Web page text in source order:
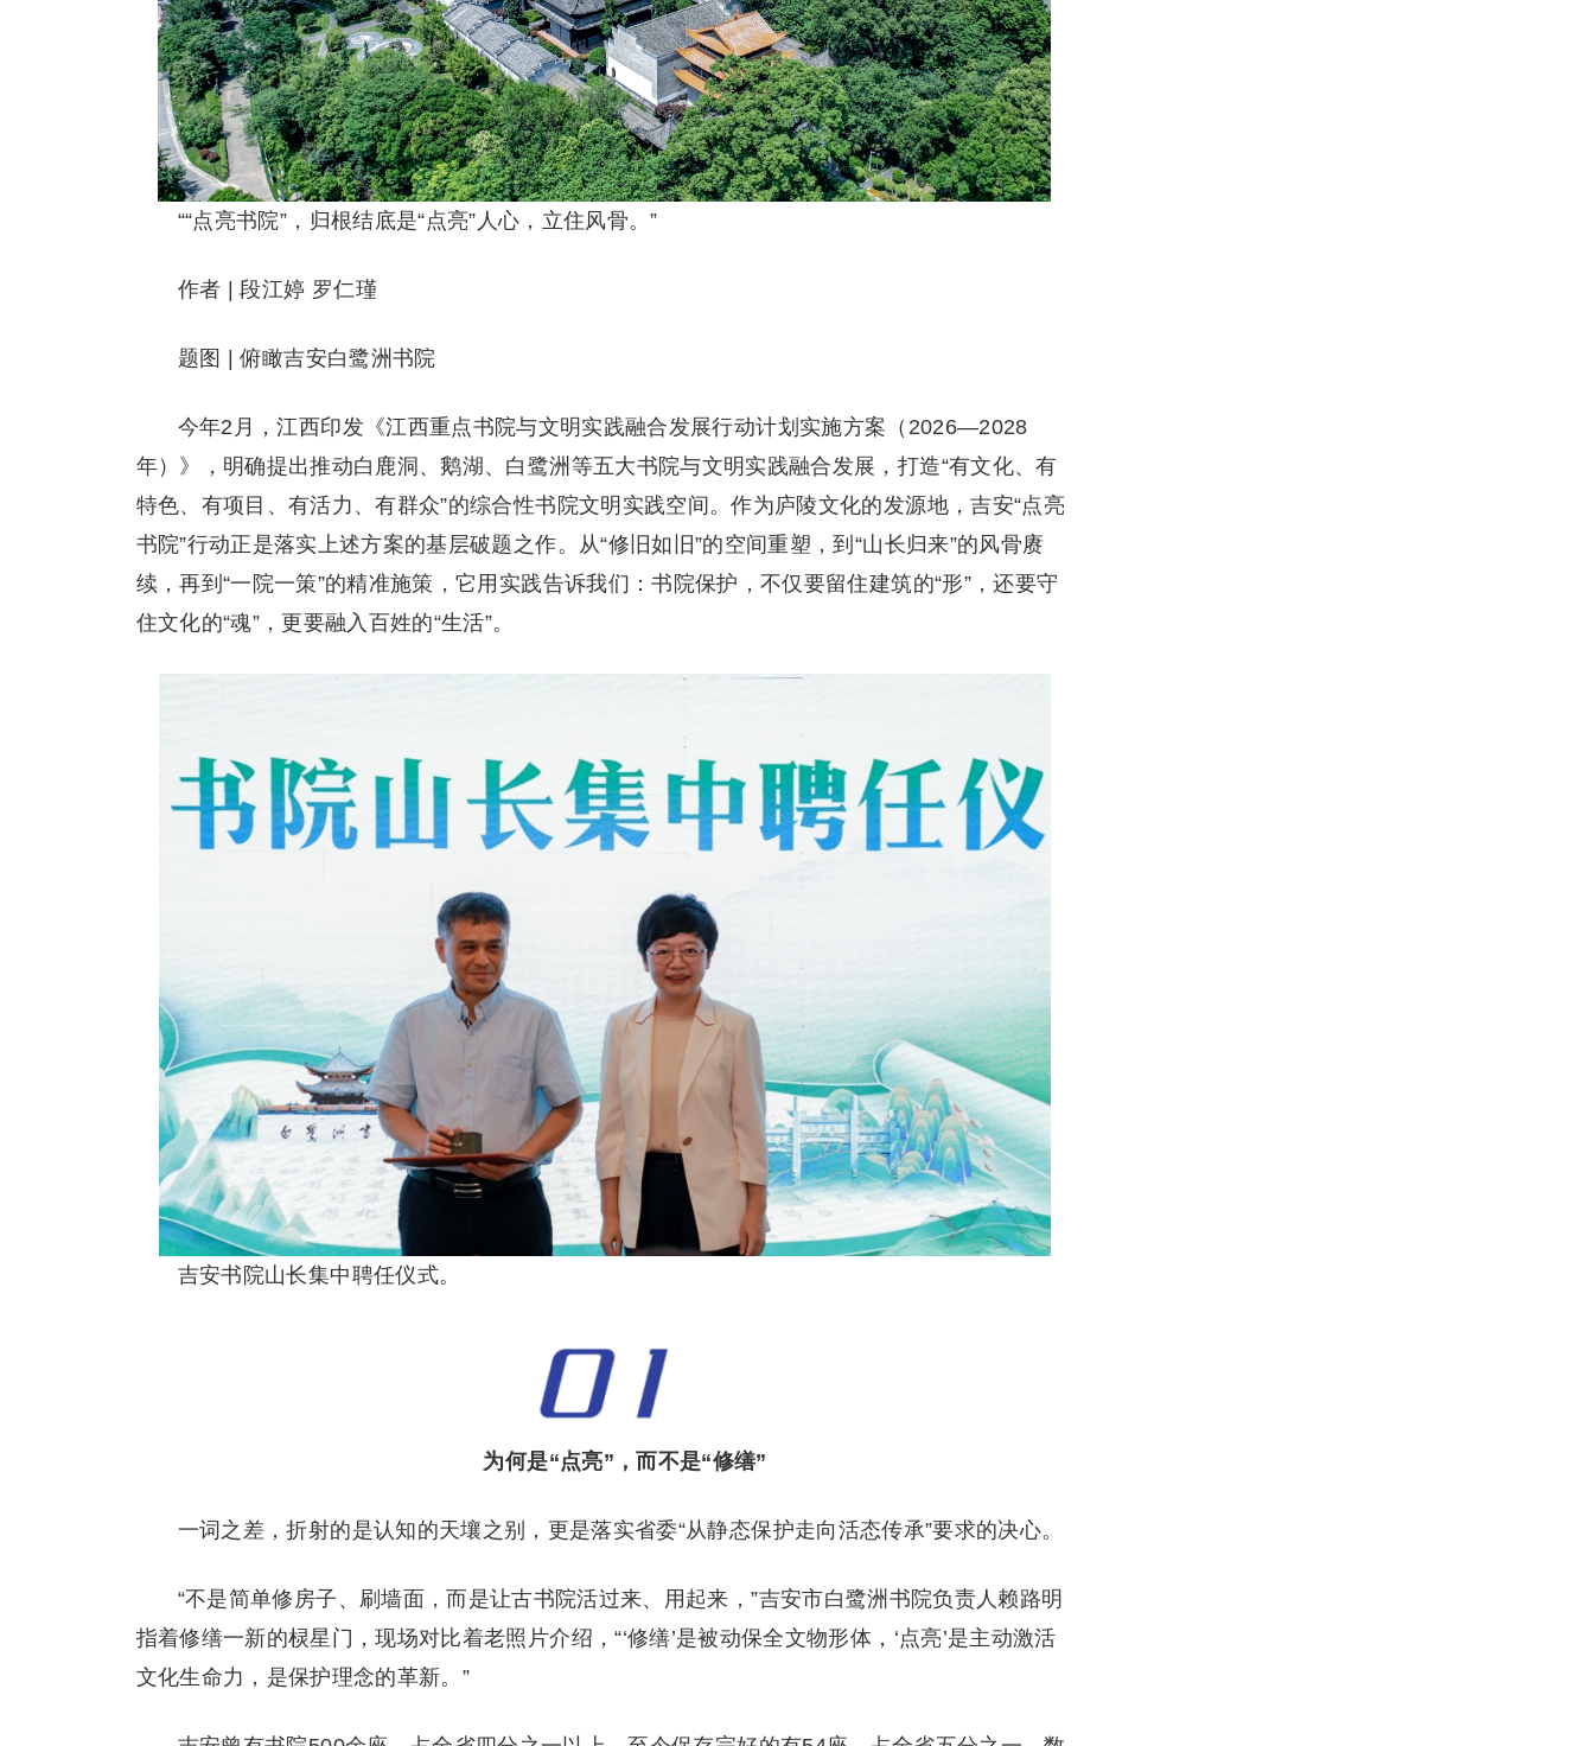
““点亮书院”，归根结底是“点亮”人心，立住风骨。”
作者 | 段江婷 罗仁瑾
题图 | 俯瞰吉安白鹭洲书院
今年2月，江西印发《江西重点书院与文明实践融合发展行动计划实施方案（2026—2028
年）》，明确提出推动白鹿洞、鹅湖、白鹭洲等五大书院与文明实践融合发展，打造“有文化、有
特色、有项目、有活力、有群众”的综合性书院文明实践空间。作为庐陵文化的发源地，吉安“点亮
书院”行动正是落实上述方案的基层破题之作。从“修旧如旧”的空间重塑，到“山长归来”的风骨赓
续，再到“一院一策”的精准施策，它用实践告诉我们：书院保护，不仅要留住建筑的“形”，还要守
住文化的“魂”，更要融入百姓的“生活”。
吉安书院山长集中聘任仪式。
为何是“点亮”，而不是“修缮”
一词之差，折射的是认知的天壤之别，更是落实省委“从静态保护走向活态传承”要求的决心。
“不是简单修房子、刷墙面，而是让古书院活过来、用起来，”吉安市白鹭洲书院负责人赖路明
指着修缮一新的棂星门，现场对比着老照片介绍，“‘修缮’是被动保全文物形体，‘点亮’是主动激活
文化生命力，是保护理念的革新。”